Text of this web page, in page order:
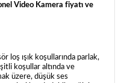
Video Kamera fiyatı ve
loş ışık koşullarında parlak,
koşullar altında ve
üzere, düşük ses